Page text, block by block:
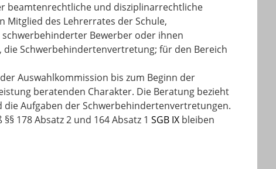
beamtenrechtliche und disziplinarrechtliche
Mitglied des Lehrerrates der Schule,
Bewerber oder ihnen
Schwerbehindertenvertretung; für den Bereich
Auswahlkommission bis zum Beginn der
beratenden Charakter. Die Beratung bezieht
Aufgaben der Schwerbehindertenvertretungen.
178 Absatz 2 und 164 Absatz 1 SGB IX bleiben